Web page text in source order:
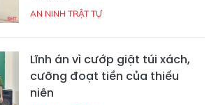
AN NINH TRẬT TỰ
Lĩnh án vì cướp giật túi xách,
cưỡng đoạt tiền của thiếu
niên